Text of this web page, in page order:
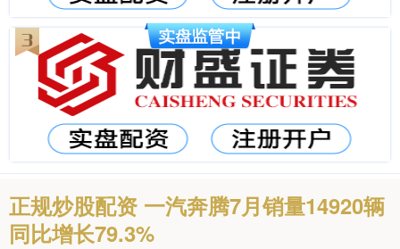
正规炒股配资 一汽奔腾7月销量14920辆
同比增长79.3%